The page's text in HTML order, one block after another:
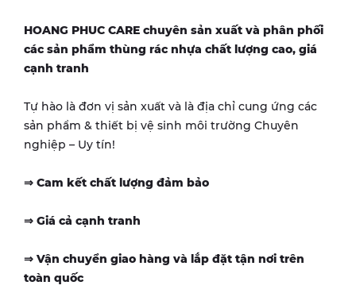
HOANG PHUC CARE chuyên sản xuất và phân phối
các sản phẩm thùng rác nhựa chất lượng cao, giá
cạnh tranh
Tự hào là đơn vị sản xuất và là địa chỉ cung ứng các
sản phẩm & thiết bị vệ sinh môi trường Chuyên
nghiệp – Uy tín!
⇒ Cam kết chất lượng đảm bảo
⇒ Giá cả cạnh tranh
⇒ Vận chuyển giao hàng và lắp đặt tận nơi trên
toàn quốc